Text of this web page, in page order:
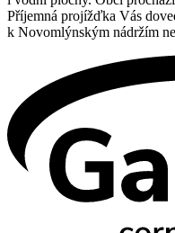
Příjemná projížďka Vás
k Novomlýnským nádržím